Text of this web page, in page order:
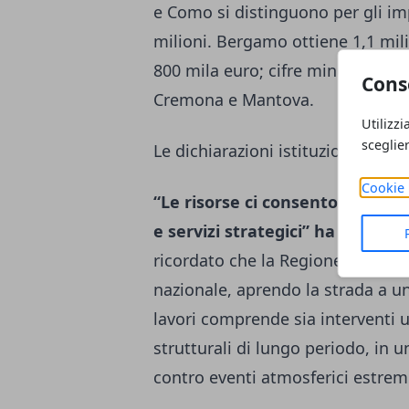
Cookie
e Como si distinguono per gli
milioni. Bergamo ottiene 1,1
800 mila euro; cifre minori ma
Cremona e Mantova.
Le dichiarazioni istituzionali
“Le risorse ci consentono di
e servizi strategici” ha
ricordato che la Regione aveva
nazionale, aprendo la strada a
lavori comprende sia interventi
strutturali di lungo periodo, in
contro eventi atmosferici